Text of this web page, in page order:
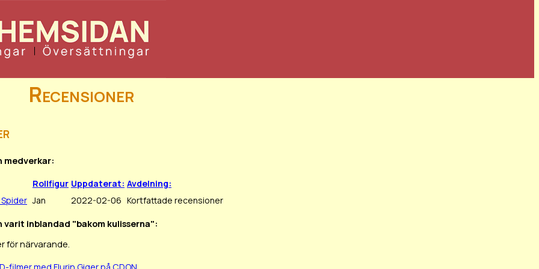
Recensioner
medverkar:
Rollfigur Uppdaterat: Avdelning:
Jan 2022-02-06 Kortfattade recensioner
varit inblandad "bakom kulisserna":
för närvarande.